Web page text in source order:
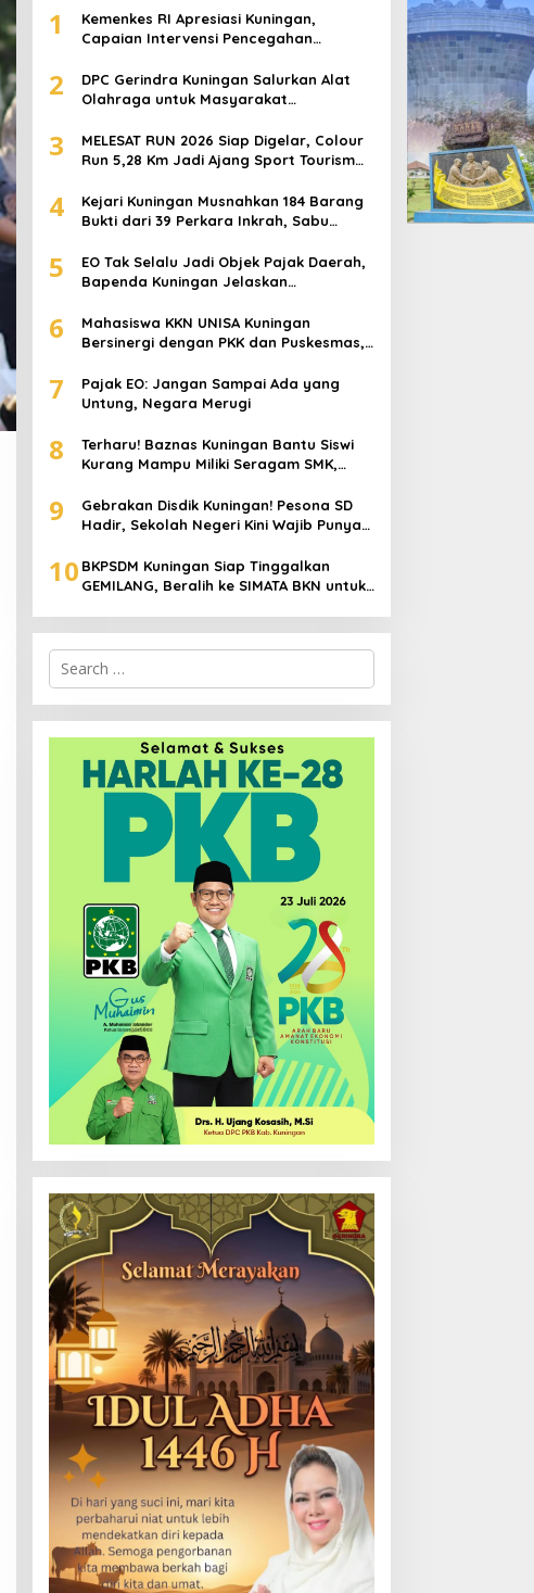
1
Kemenkes RI Apresiasi Kuningan,
Capaian Intervensi Pencegahan
2
DPC Gerindra Kuningan Salurkan Alat
Olahraga untuk Masyarakat
Generasi Muda
3
MELESAT RUN 2026 Siap Digelar, Colour
Run 5,28 Km Jadi Ajang Sport Tourism
4
Kejari Kuningan Musnahkan 184 Barang
Bukti dari 39 Perkara Inkrah, Sabu
5
EO Tak Selalu Jadi Objek Pajak Daerah,
Bapenda Kuningan Jelaskan
6
Mahasiswa KKN UNISA Kuningan
Bersinergi dengan PKK dan Puskesmas,
hingga Perawatan Lansia
7
Pajak EO: Jangan Sampai Ada yang
Untung, Negara Merugi
8
Terharu! Baznas Kuningan Bantu Siswi
Kurang Mampu Miliki Seragam SMK,
Padam
9
Gebrakan Disdik Kuningan! Pesona SD
Hadir, Sekolah Negeri Kini Wajib Punya
10 BKPSDM Kuningan Siap Tinggalkan
GEMILANG, Beralih ke SIMATA BKN untuk
Search
for: